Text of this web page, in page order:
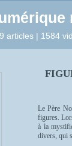
articles | 1584
Le Père
figures.
à la
divers, qui